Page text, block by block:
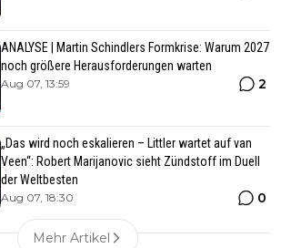
ANALYSE | Martin Schindlers Formkrise: Warum 2027
noch größere Herausforderungen warten
Aug 07, 13:59 2
„Das wird noch eskalieren – Littler wartet auf van
Veen“: Robert Marijanovic sieht Zündstoff im Duell
der Weltbesten
Aug 07, 18:30 0
Mehr Artikel